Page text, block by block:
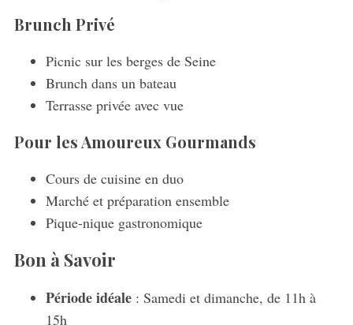
Brunch Privé
Picnic sur les berges de Seine
Brunch dans un bateau
Terrasse privée avec vue
Pour les Amoureux Gourmands
Cours de cuisine en duo
Marché et préparation ensemble
Pique-nique gastronomique
Bon à Savoir
Période idéale: Samedi et dimanche, de 11h à
15h